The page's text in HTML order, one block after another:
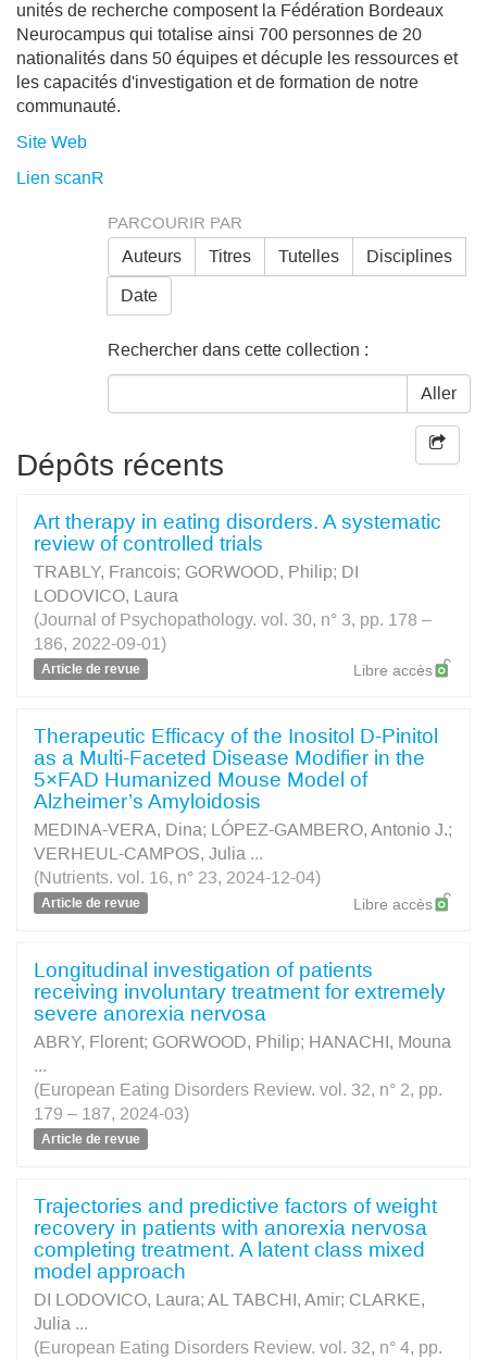
unités de recherche composent la Fédération Bordeaux
Neurocampus qui totalise ainsi 700 personnes de 20
nationalités dans 50 équipes et décuple les ressources et
les capacités d'investigation et de formation de notre
communauté.
Site Web
Lien scanR
PARCOURIR PAR
Auteurs
Titres Tutelles Disciplines
Date
Rechercher dans cette collection :
Aller
Dépôts récents
Art therapy in eating disorders. A systematic
review of controlled trials
TRABLY, Francois; GORWOOD, Philip; DI
LODOVICO, Laura
(Journal of Psychopathology. vol. 30, n° 3, pp. 178 –
186, 2022-09-01)
Article de revue Libre accès
Therapeutic Efficacy of the Inositol D-Pinitol
as a Multi-Faceted Disease Modifier in the
5×FAD Humanized Mouse Model of
Alzheimer’s Amyloidosis
MEDINA-VERA, Dina; LÓPEZ-GAMBERO, Antonio J.;
VERHEUL-CAMPOS, Julia ...
(Nutrients. vol. 16, n° 23, 2024-12-04)
Article de revue Libre accès
Longitudinal investigation of patients
receiving involuntary treatment for extremely
severe anorexia nervosa
ABRY, Florent; GORWOOD, Philip; HANACHI, Mouna
...
(European Eating Disorders Review. vol. 32, n° 2, pp.
179 – 187, 2024-03)
Article de revue
Trajectories and predictive factors of weight
recovery in patients with anorexia nervosa
completing treatment. A latent class mixed
model approach
DI LODOVICO, Laura; AL TABCHI, Amir; CLARKE,
Julia ...
(European Eating Disorders Review. vol. 32, n° 4, pp.